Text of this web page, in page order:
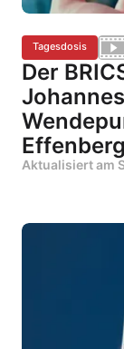
Tagesdosis
Der
Aktualisiert am